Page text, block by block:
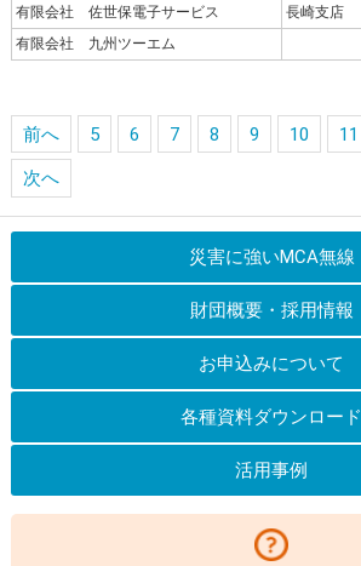
有限会社 佐世保電子サービス
長崎支店
有限会社 九州ツーエム
前へ 5 6 7 8 9 10 11
次へ
災害に強いMCA無線
財団概要・採用情報
お申込みについて
各種資料ダウンロード
活用事例